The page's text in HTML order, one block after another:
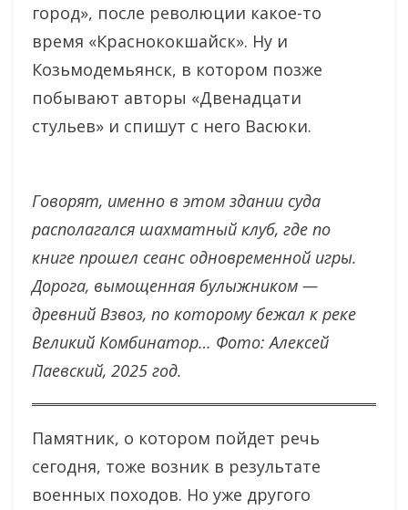
город», после революции какое-то
время «Краснококшайск». Ну и
Козьмодемьянск, в котором позже
побывают авторы «Двенадцати
стульев» и спишут с него Васюки.
Говорят, именно в этом здании суда
располагался шахматный клуб, где по
книге прошел сеанс одновременной игры.
Дорога, вымощенная булыжником —
древний Взвоз, по которому бежал к реке
Великий Комбинатор… Фото: Алексей
Паевский, 2025 год.
Памятник, о котором пойдет речь
сегодня, тоже возник в результате
военных походов. Но уже другого